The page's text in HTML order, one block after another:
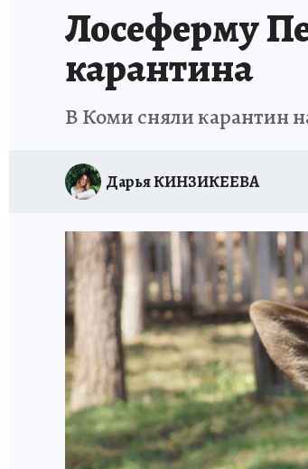
Лосеферму
карантина
В Коми сняли карантин
Дарья КИНЗИКЕЕВА